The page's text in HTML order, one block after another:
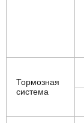
Тормозная
система